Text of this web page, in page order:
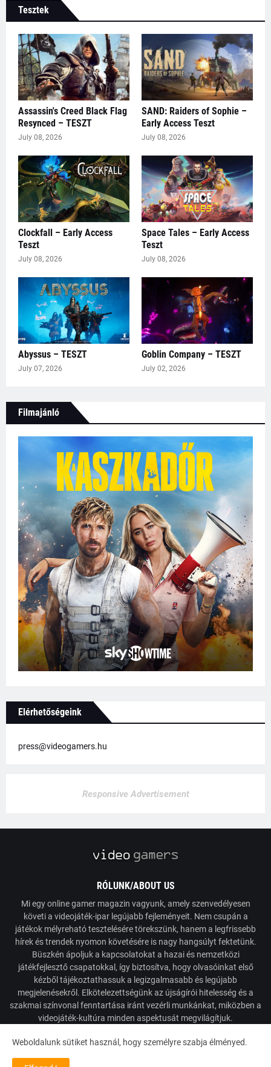
Tesztek
Assassin's Creed Black Flag
Resynced – TESZT
July 08, 2026
SAND: Raiders of Sophie –
Early Access Teszt
July 08, 2026
Clockfall – Early Access
Teszt
July 08, 2026
Space Tales – Early Access
Teszt
July 08, 2026
Abyssus – TESZT
July 07, 2026
Goblin Company – TESZT
July 02, 2026
Filmajánló
Elérhetőségeink
press@videogamers.hu
Responsive Advertisement
RÓLUNK/ABOUT US
Mi egy online gamer magazin vagyunk, amely szenvedélyesen
követi a videojáték-ipar legújabb fejleményeit. Nem csupán a
játékok mélyreható tesztelésére törekszünk, hanem a legfrissebb
hírek és trendek nyomon követésére is nagy hangsúlyt fektetünk.
Büszkén ápoljuk a kapcsolatokat a hazai és nemzetközi
játékfejlesztő csapatokkal, így biztosítva, hogy olvasóinkat első
kézből tájékoztathassuk a legizgalmasabb és legújabb
megjelenésekről. Elkötelezettségünk az újságírói hitelesség és a
szakmai színvonal fenntartása iránt vezérli munkánkat, miközben a
videojáték-kultúra minden aspektusát megvilágítjuk.
Weboldalunk sütiket használ, hogy személyre szabja élményed.